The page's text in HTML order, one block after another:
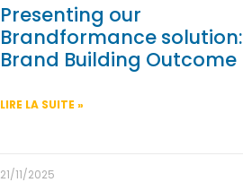
Presenting our
Brandformance solution:
Brand Building Outcome
LIRE LA SUITE »
21/11/2025